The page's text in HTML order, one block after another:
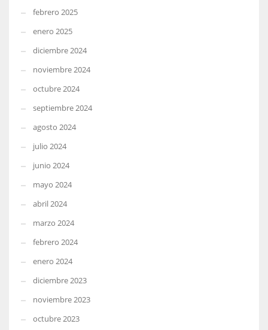
febrero 2025
enero 2025
diciembre 2024
noviembre 2024
octubre 2024
septiembre 2024
agosto 2024
julio 2024
junio 2024
mayo 2024
abril 2024
marzo 2024
febrero 2024
enero 2024
diciembre 2023
noviembre 2023
octubre 2023